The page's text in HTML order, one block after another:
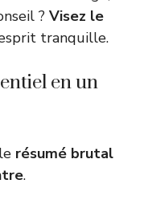
? Visez le
tranquille.
en un
résumé brutal
.